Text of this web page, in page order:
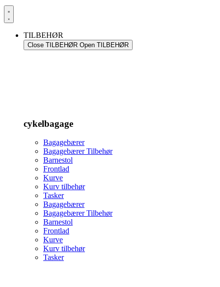
TILBEHØR
Close TILBEHØR Open TILBEHØR
cykelbagage
Bagagebærer
Bagagebærer Tilbehør
Barnestol
Frontlad
Kurve
Kurv tilbehør
Tasker
Bagagebærer
Bagagebærer Tilbehør
Barnestol
Frontlad
Kurve
Kurv tilbehør
Tasker